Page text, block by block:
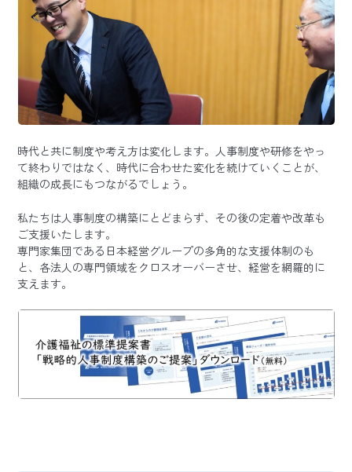
時代と共に制度や考え方は変化します。人事制度や研修をやっ
て終わりではなく、時代に合わせた変化を続けていくことが、
組織の成長にもつながるでしょう。
私たちは人事制度の構築にとどまらず、その後の定着や改革も
ご支援いたします。
専門家集団である日本経営グループの多角的な支援体制のも
と、各法人の専門領域をクロスオーバーさせ、経営を網羅的に
支えます。